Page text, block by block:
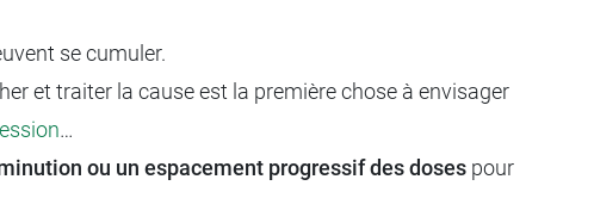
se cumuler.
et traiter la cause est la première chose à envisager
…
ou un espacement progressif des doses pour